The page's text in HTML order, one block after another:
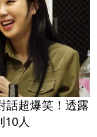
話超爆笑！透露
10人